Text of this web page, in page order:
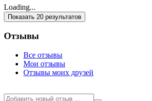
Loading...
Показать 20 результатов
Отзывы
Все отзывы
Мои отзывы
Отзывы моих друзей